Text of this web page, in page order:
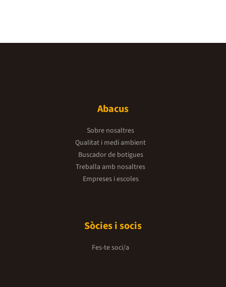
Abacus
Sobre nosaltres
Qualitat i medi ambient
Buscador de botigues
Treballa amb nosaltres
Empreses i escoles
Sòcies i socis
Fes-te soci/a